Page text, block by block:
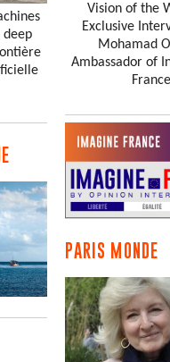
deep
Vision of the
Exclusive
Mohamad
Ambassador of
France
PARIS MONDE